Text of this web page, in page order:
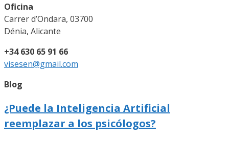
Oficina
Carrer d’Ondara, 03700
Dénia, Alicante
+34 630 65 91 66
visesen@gmail.com
Blog
¿Puede la Inteligencia Artificial
reemplazar a los psicólogos?